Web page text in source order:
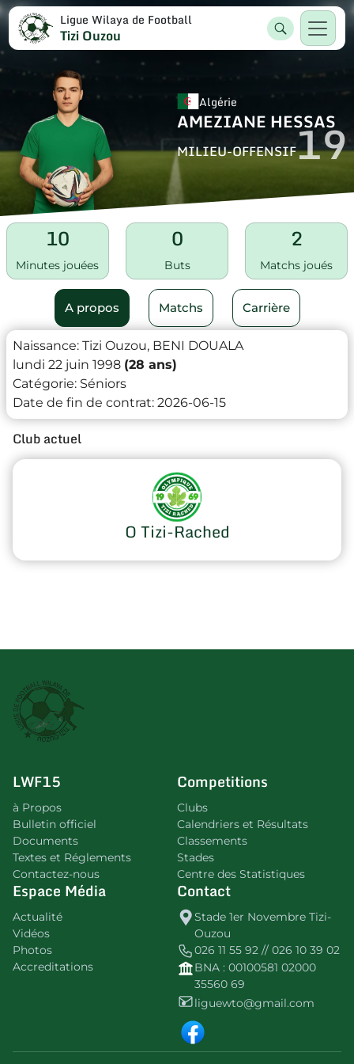
Ligue Wilaya de Football
Tizi Ouzou
Algérie
AMEZIANE HESSAS
MILIEU-OFFENSIF19
10
Minutes jouées
0
Buts
2
Matchs joués
A propos Matchs Carrière
Naissance: Tizi Ouzou, BENI DOUALA
lundi 22 juin 1998 (28 ans)
Catégorie: Séniors
Date de fin de contrat: 2026-06-15
Club actuel
O Tizi-Rached
LWF15
à Propos
Bulletin officiel
Documents
Textes et Réglements
Contactez-nous
Competitions
Clubs
Calendriers et Résultats
Classements
Stades
Centre des Statistiques
Espace Média
Actualité
Vidéos
Photos
Accreditations
Contact
Stade 1er Novembre Tizi-
Ouzou
026 11 55 92 // 026 10 39 02
BNA : 00100581 02000
35560 69
liguewto@gmail.com